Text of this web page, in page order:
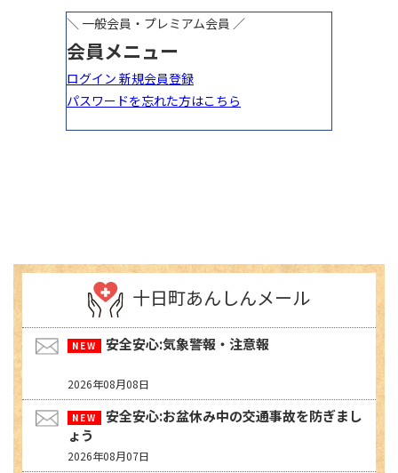
十日町あんしんメール
安全安心:気象警報・注意報
2026年08月08日
安全安心:お盆休み中の交通事故を防ぎまし
ょう
2026年08月07日